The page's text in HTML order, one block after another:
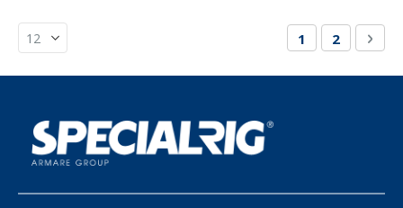
Pagina
Attualmente
1 Pagina
2